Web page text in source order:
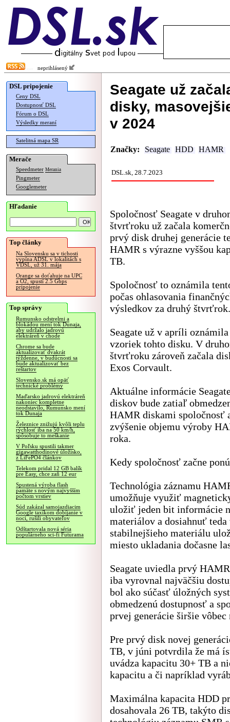
neprihlásený
DSL pripojenie
Ceny DSL
Dostupnosť DSL
Fórum o DSL
Výsledky meraní
Satelitná mapa SR
Merače
Speedmeter Merania
Pingmeter
Googlemeter
Hľadanie
Top články
Na Slovensku sa v tichosti
vypína ADSL v lokalitách s
VDSL, už 31. mája
Orange sa doťahuje na UPC
a O2, spustí 2.5 Gbps
pripojenie
Top správy
Rumunsko odstrelmi a
blokádou mení tok Dunaja,
aby udržalo jadrovú
elektráreň v chode
Chrome sa bude
aktualizovať dvakrát
týždenne, v budúcnosti sa
bude aktualizovať bez
reštartov
Slovensko.sk má opäť
technické problémy
Maďarsko jadrovú elektráreň
nakoniec kompletne
neodstavilo, Rumunsko mení
tok Dunaja
Železnice znižujú kvôli teplu
rýchlosť iba na 50 km/h,
spôsobuje to meškanie
V Poľsku spustili takmer
gigawatthodinové úložisko,
z LiFePO4 článkov
Telekom pridal 12 GB balík
pre Easy, chce zaň 12 eur
Spustená výroba flash
pamäte s novým najvyšším
počtom vrstiev
Súd zakázal samojazdiacim
Google taxíkom dobíjanie v
noci, rušili obyvateľov
Odštartovala nová séria
populárneho sci-fi Futurama
Seagate už
disky,
v 2024
Značky: Seagate HDD HAMR
DSL.sk, 28.7.2023
Spoločnosť Seagate v
štvrťroku už začala
prvý disk druhej generácie
HAMR s výrazne vyššou
TB.
Spoločnosť to oznámila
počas ohlasovania
výsledkov za druhý štvrťrok.
Seagate už v apríli
vzoriek tohto disku. V
štvrťroku zároveň začala
Exos Corvault.
Aktuálne informácie
diskov bude zatiaľ
HAMR diskami spoločnosť
zvýšenie objemu výroby
roka.
Kedy spoločnosť začne
Technológia záznamu
umožňuje využiť
uložiť jeden bit informácie
materiálov a dosiahnuť
stabilnejšieho materiálu
miesto ukladania dočasne
Seagate uviedla prvý
iba vyrovnal najväčšiu
bol ako súčasť úložných
obmedzenú dostupnosť a
prvej generácie širšie vôbec
Pre prvý disk novej
TB, v júni potvrdila že má
uvádza kapacitu 30+ TB a
kapacitu a či napríklad
Maximálna kapacita HDD
dosahovala 26 TB, takýto